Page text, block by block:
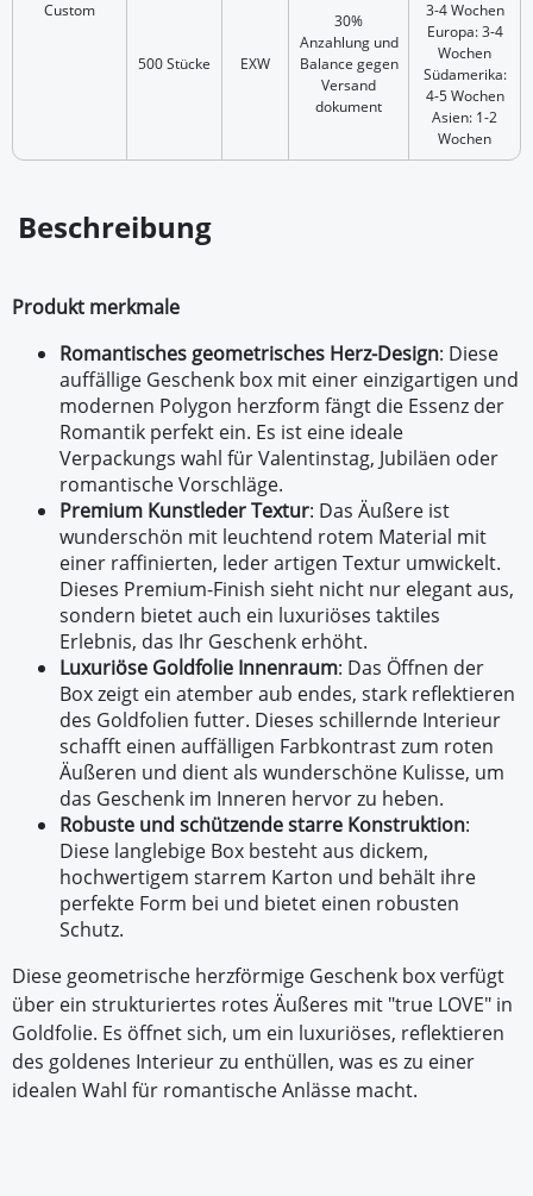
Custom
500 Stücke EXW
30%
Anzahlung und
Balance gegen
Versand
dokument
3-4 Wochen
Europa: 3-4
Wochen
Südamerika:
4-5 Wochen
Asien: 1-2
Wochen
Beschreibung
Produkt merkmale
Romantisches geometrisches Herz-Design: Diese
auffällige Geschenk box mit einer einzigartigen und
modernen Polygon herzform fängt die Essenz der
Romantik perfekt ein. Es ist eine ideale
Verpackungs wahl für Valentinstag, Jubiläen oder
romantische Vorschläge.
Premium Kunstleder Textur: Das Äußere ist
wunderschön mit leuchtend rotem Material mit
einer raffinierten, leder artigen Textur umwickelt.
Dieses Premium-Finish sieht nicht nur elegant aus,
sondern bietet auch ein luxuriöses taktiles
Erlebnis, das Ihr Geschenk erhöht.
Luxuriöse Goldfolie Innenraum: Das Öffnen der
Box zeigt ein atember aub endes, stark reflektieren
des Goldfolien futter. Dieses schillernde Interieur
schafft einen auffälligen Farbkontrast zum roten
Äußeren und dient als wunderschöne Kulisse, um
das Geschenk im Inneren hervor zu heben.
Robuste und schützende starre Konstruktion:
Diese langlebige Box besteht aus dickem,
hochwertigem starrem Karton und behält ihre
perfekte Form bei und bietet einen robusten
Schutz.
Diese geometrische herzförmige Geschenk box verfügt
über ein strukturiertes rotes Äußeres mit "true LOVE" in
Goldfolie. Es öffnet sich, um ein luxuriöses, reflektieren
des goldenes Interieur zu enthüllen, was es zu einer
idealen Wahl für romantische Anlässe macht.